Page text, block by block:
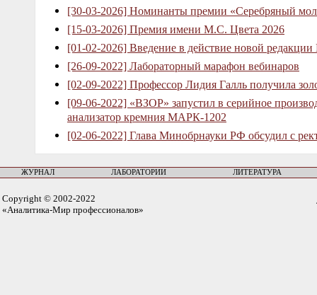
[30-03-2026] Номинанты премии «Серебряный
[15-03-2026] Премия имени М.С. Цвета 2026
[01-02-2026] Введение в действие новой
[26-09-2022] Лабораторный марафон вебинаров
[02-09-2022] Профессор Лидия Галль получила
[09-06-2022] «ВЗОР» запустил в серийное
анализатор кремния МАРК-1202
[02-06-2022] Глава Минобрнауки РФ обсудил с
ЖУРНАЛ ЛАБОРАТОРИИ ЛИТЕРАТУРА
Copyright © 2002-2022
«Аналитика-Мир профессионалов»